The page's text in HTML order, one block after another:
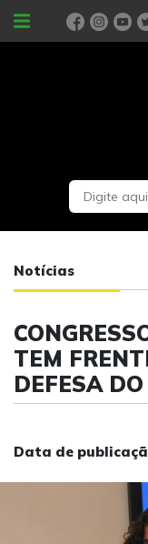
PORTAIS
Notícias
TEM
DEFESA
Data de